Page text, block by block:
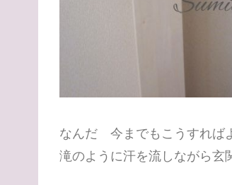
なんだ 今までもこうすれば
滝のように汗を流しながら